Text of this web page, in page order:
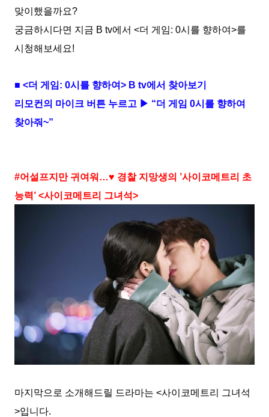
맞이했을까요?
궁금하시다면 지금 B tv에서 <더 게임: 0시를 향하여>를
시청해보세요!
■ <더 게임: 0시를 향하여> B tv에서 찾아보기
리모컨의 마이크 버튼 누르고 ▶ “더 게임 0시를 향하여
찾아줘~”
#어설프지만 귀여워…♥ 경찰 지망생의 ’사이코메트리 초
능력’ <사이코메트리 그녀석>
마지막으로 소개해드릴 드라마는 <사이코메트리 그녀석
>입니다.